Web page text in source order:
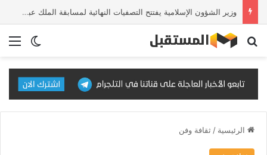
وزير الشؤون الإسلامية يفتتح التصفيات النهائية لمسابقة الملك عبدالعزيز الدولية للقرآن الكريم في دورتها الـ46
الوضع بحث عن
الرئيسية / ثقافة وفن